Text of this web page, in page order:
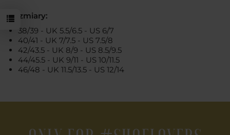
Rozmiary:
38/39 - UK 5.5/6.5 - US 6/7
40/41 - UK 7/7.5 - US 7.5/8
42/43.5 - UK 8/9 - US 8.5/9.5
44/45.5 - UK 9/11 - US 10/11.5
46/48 - UK 11.5/13.5 - US 12/14